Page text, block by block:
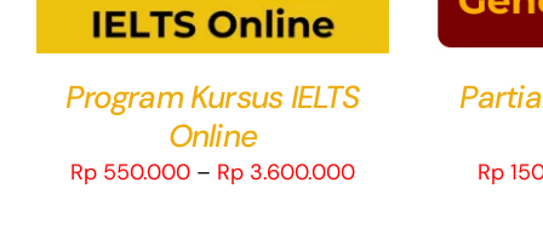
THE
OPTIONS
BE
CHOSEN
ON
Program Kursus IELTS
Online
Rp 550.000 – Rp 3.600.000Price
Rp